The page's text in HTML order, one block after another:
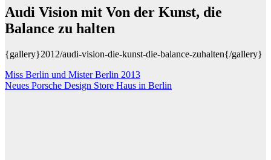
Audi Vision mit Von der Kunst, die
Balance zu halten
{gallery}2012/audi-vision-die-kunst-die-balance-zuhalten{/gallery}
Beitragsnavigation
Miss Berlin und Mister Berlin 2013
Neues Porsche Design Store Haus in Berlin